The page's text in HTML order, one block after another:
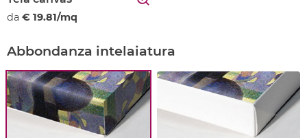
da € 19.81/mq
Abbondanza intelaiatura